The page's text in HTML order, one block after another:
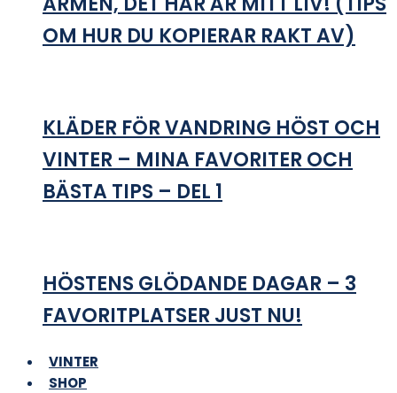
OM HUR DU KOPIERAR RAKT AV)
KLÄDER FÖR VANDRING HÖST OCH
VINTER – MINA FAVORITER OCH
BÄSTA TIPS – DEL 1
HÖSTENS GLÖDANDE DAGAR – 3
FAVORITPLATSER JUST NU!
VINTER
SHOP